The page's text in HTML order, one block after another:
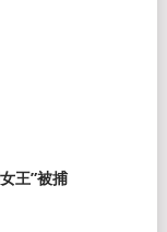
王”被捕